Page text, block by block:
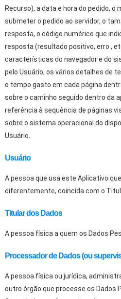
Recurso), a data e hora do pedido, o
submeter o pedido ao servidor, o
resposta, o código numérico que
resposta (resultado positivo, erro ,
características do navegador e do
pelo Usuário, os vários detalhes de
o tempo gasto em cada página
sobre o caminho seguido dentro da
referência à sequência de páginas
sobre o sistema operacional do
Usuário.
Usuário
A pessoa que usa este Aplicativo
diferentemente, coincida com o
Titular dos Dados
A pessoa física a quem os Dados
Processador de Dados (ou
A pessoa física ou jurídica,
outro órgão que processe os Dados